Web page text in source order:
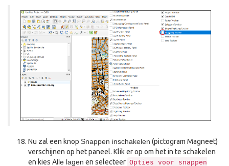
Nu zal een knop Snappen inschakelen (pictogram Magneet)
verschijnen op het paneel. Klik er op om het in te schakelen
en kies Alle lagen en selecteer Opties voor snappen